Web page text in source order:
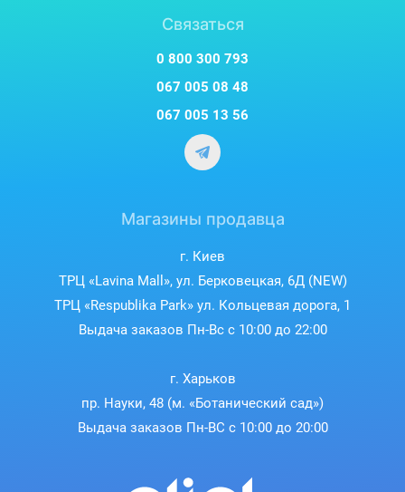
Связаться
0 800 300 793
067 005 08 48
067 005 13 56
Магазины продавца
г. Киев
ТРЦ «Lavina Mall», ул. Берковецкая, 6Д (NEW)
ТРЦ «Respublika Park» ул. Кольцевая дорога, 1
Выдача заказов Пн-Вс с 10:00 до 22:00
г. Харьков
пр. Науки, 48 (м. «Ботанический сад»)
Выдача заказов Пн-ВС с 10:00 до 20:00